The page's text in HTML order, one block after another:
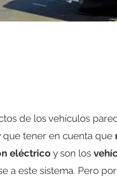
de los vehículos
que tener en cuenta que
eléctrico y son los
a este sistema. Pero